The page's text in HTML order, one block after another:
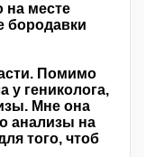
на месте
бородавки
Помимо
у гениколога,
Мне она
анализы на
того, чтоб